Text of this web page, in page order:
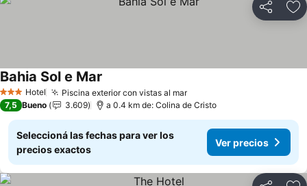
Compartir
3 Estrellas
Hotel Piscina exterior con vistas al marVer precios
Bahia Sol e Mar
7,5 Bueno 3.609 a 0.4 km de: Colina de Cristo
Seleccioná las fechas para ver los
precios exactos
Ver precios